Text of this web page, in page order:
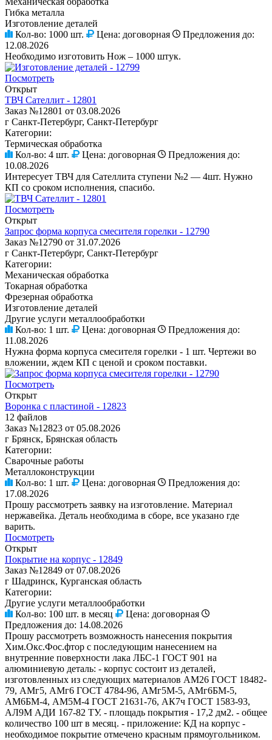
Гибка металла
Изготовление деталей
Кол-во: 1000 шт. Цена: договорная
Предложения до:
12.08.2026
Необходимо изготовить Нож – 1000 штук.
Посмотреть
Открыт
ТВЧ Сателлит - 12801
Заказ №12801 от 03.08.2026
г Санкт-Петербург, Санкт-Петербург
Категории:
Термическая обработка
Кол-во: 4 шт. Цена: договорная
Предложения до:
10.08.2026
Интересует ТВЧ для Сателлита ступени №2 — 4шт. Нужно
КП со сроком исполнения, спасибо.
Посмотреть
Открыт
Запрос форма корпуса смесителя горелки - 12790
Заказ №12790 от 31.07.2026
г Санкт-Петербург, Санкт-Петербург
Категории:
Механическая обработка
Токарная обработка
Фрезерная обработка
Изготовление деталей
Другие услуги металлообработки
Кол-во: 1 шт. Цена: договорная
Предложения до:
11.08.2026
Нужна форма корпуса смесителя горелки - 1 шт. Чертежи во
вложении, ждем КП с ценой и сроком поставки.
Посмотреть
Открыт
Воронка с пластиной - 12823
12 файлов
Заказ №12823 от 05.08.2026
г Брянск, Брянская область
Категории:
Сварочные работы
Металлоконструкции
Кол-во: 1 шт. Цена: договорная
Предложения до:
17.08.2026
Прошу рассмотреть заявку на изготовление. Материал
нержавейка. Деталь необходима в сборе, все указано где
варить.
Посмотреть
Открыт
Покрытие на корпус - 12849
Заказ №12849 от 07.08.2026
г Шадринск, Курганская область
Категории:
Другие услуги металлообработки
Кол-во: 100 шт. в месяц Цена: договорная
Предложения до: 14.08.2026
Прошу рассмотреть возможность нанесения покрытия
Хим.Окс.Фос.фтор с последующим нанесением на
внутренние поверхности лака ЛБС-1 ГОСТ 901 на
алюминиевую деталь: - корпус состоит из деталей,
изготовленных из следующих материалов АМ26 ГОСТ 18482-
79, АМг5, АМг6 ГОСТ 4784-96, АМг5М-5, АМг6БМ-5,
АМ6БМ-4, АМ5М-4 ГОСТ 21631-76, АК7ч ГОСТ 1583-93,
АЛ9М АДИ 167-82 ТУ. - площадь покрытия - 17,2 дм2. - общее
количество 100 шт в месяц. - приложение: КД на корпус -
необходимое покрытие отмечено красным прямоугольником.